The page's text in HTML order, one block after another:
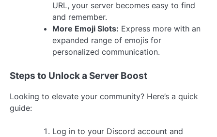
URL, your server becomes easy to find
and remember.
More Emoji Slots: Express more with an
expanded range of emojis for
personalized communication.
Steps to Unlock a Server Boost
Looking to elevate your community? Here’s a quick
guide:
Log in to your Discord account and